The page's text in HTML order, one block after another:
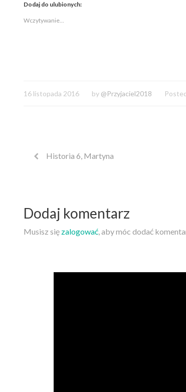
nowymsię
nowym
oknie)
Dodaj do ulubionych:
Wczytywanie...
16 listopada 2016 by @Przyjaciel2018
Historia 6, Martyna
Dodaj komentarz
Musisz się zalogować, aby móc dodać